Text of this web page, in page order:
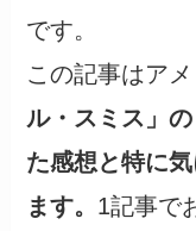
です。
この記事はア
ル・スミス」
た感想と特に
ます。 1記事で